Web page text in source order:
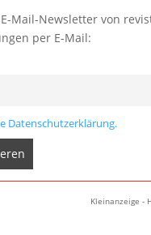
Mail-Newsletter von
per E-Mail:
Datenschutzerklärung.
Kleinanzeige -